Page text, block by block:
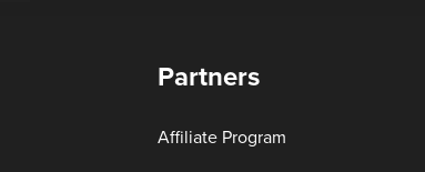
Partners
Affiliate Program